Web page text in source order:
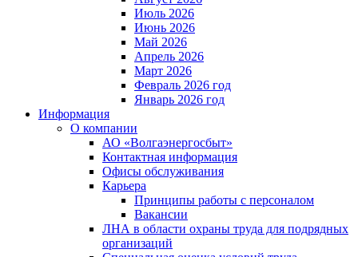
Июль 2026
Июнь 2026
Май 2026
Апрель 2026
Март 2026
Февраль 2026 год
Январь 2026 год
Информация
О компании
АО «Волгаэнергосбыт»
Контактная информация
Офисы обслуживания
Карьера
Принципы работы с персоналом
Вакансии
ЛНА в области охраны труда для подрядных
организаций